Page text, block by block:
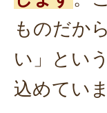
ものだか
い」とい
込めていま